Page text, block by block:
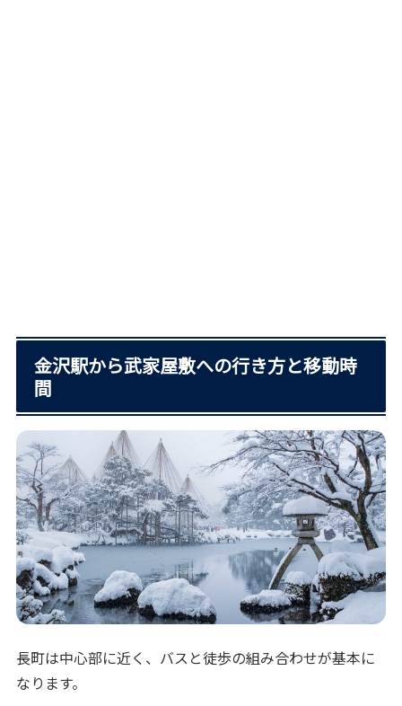
金沢駅から武家屋敷への行き方と移動時
間
長町は中心部に近く、バスと徒歩の組み合わせが基本に
なります。